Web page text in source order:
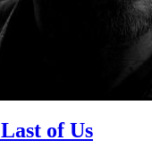
of Us